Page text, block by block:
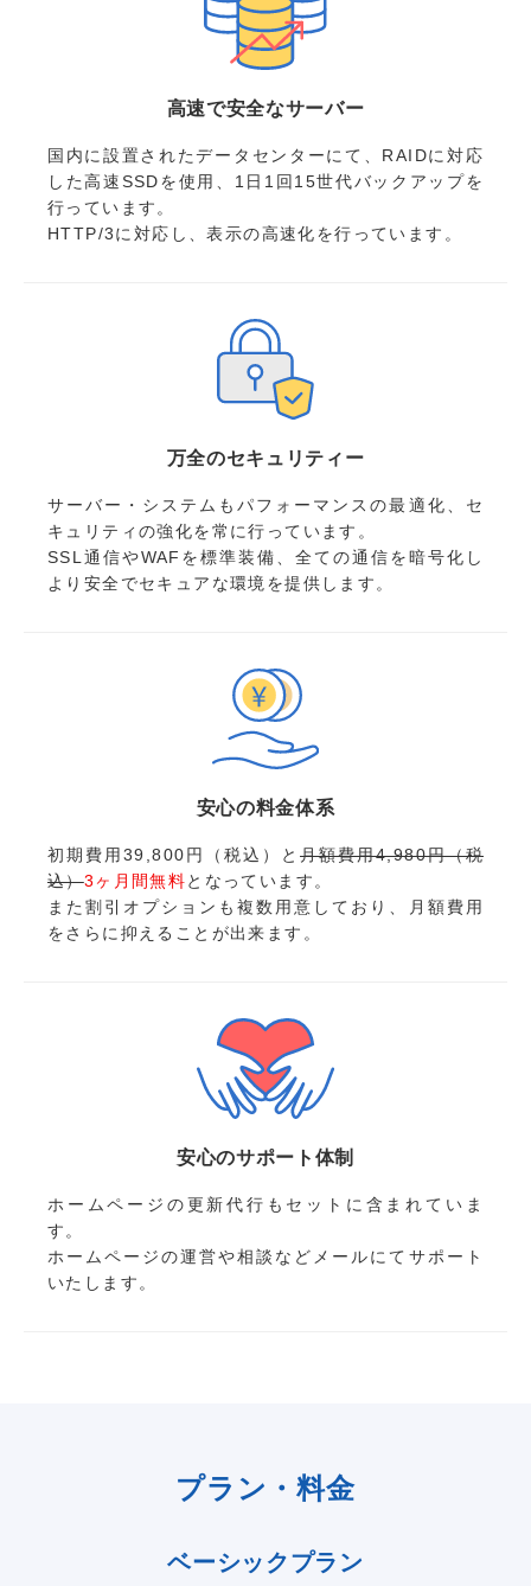
高速で安全なサーバー
国内に設置されたデータセンターにて、RAIDに対応
した高速SSDを使用、1日1回15世代バックアップを
行っています。
HTTP/3に対応し、表示の高速化を行っています。
万全のセキュリティー
サーバー・システムもパフォーマンスの最適化、セ
キュリティの強化を常に行っています。
SSL通信やWAFを標準装備、全ての通信を暗号化し
より安全でセキュアな環境を提供します。
安心の料金体系
初期費用39,800円（税込）と 月額費用4,980円（税
込）3ヶ月間無料となっています。
また割引オプションも複数用意しており、月額費用
をさらに抑えることが出来ます。
安心のサポート体制
ホームページの更新代行もセットに含まれていま
す。
ホームページの運営や相談などメールにてサポート
いたします。
プラン・料金
ベーシックプラン